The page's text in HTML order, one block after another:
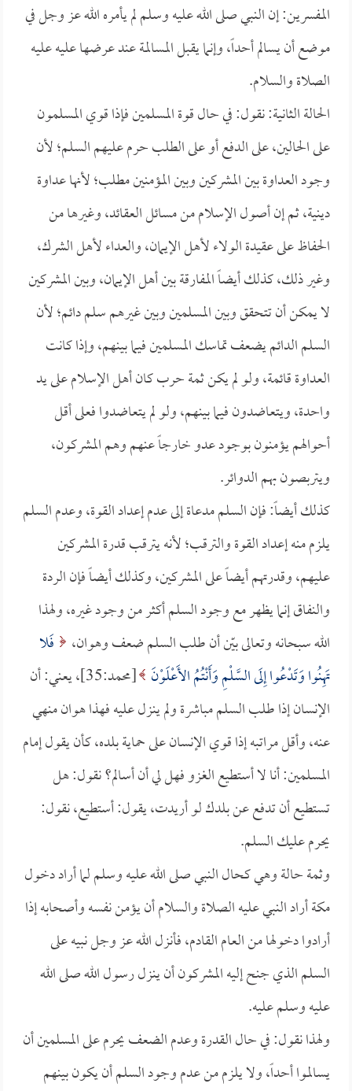
المفسرين: إن النبي صلى الله عليه وسلم لم يأمره الله عز وجل في
موضع أن يسالم أحداً، وإنما يقبل المسالمة عند عرضها عليه عليه
الصلاة والسلام.
الحالة الثانية: نقول: في حال قوة المسلمين فإذا قوي المسلمون
على الحالين، على الدفع أو على الطلب حرم عليهم السلم؛ لأن
وجود العداوة بين المشركين وبين المؤمنين مطلب؛ لأنها عداوة
دينية، ثم إن أصول الإسلام من مسائل العقائد، وغيرها من
الحفاظ على عقيدة الولاء لأهل الإيمان، والعداء لأهل الشرك،
وغير ذلك، كذلك أيضاً المفارقة بين أهل الإيمان، وبين المشركين
لا يمكن أن تتحقق وبين المسلمين وبين غيرهم سلم دائم؛ لأن
السلم الدائم يضعف تماسك المسلمين فيما بينهم، وإذا كانت
العداوة قائمة، ولو لم يكن ثمة حرب كان أهل الإسلام على يد
واحدة، ويتعاضدون فيما بينهم، ولو لم يتعاضدوا فعلى أقل
أحوالهم يؤمنون بوجود عدو خارجاً عنهم وهم المشركون،
ويتربصون بهم الدوائر.
كذلك أيضاً: فإن السلم مدعاة إلى عدم إعداد القوة، وعدم السلم
يلزم منه إعداد القوة والترقب؛ لأنه يترقب قدرة المشركين
عليهم، وقدرتهم أيضاً على المشركين، وكذلك أيضاً فإن الردة
والنفاق إنما يظهر مع وجود السلم أكثر من وجود غيره، ولهذا
الله سبحانه وتعالى بيّن أن طلب السلم ضعف وهوان،
فَلا
تَهِنُوا وَتَدْعُوا إِلَى السَّلْمِ وَأَنْتُمُ الأَعْلَوْنَ
[محمد:35]، يعني: أن
الإنسان إذا طلب السلم مباشرة ولم ينزل عليه فهذا هوان منهي
عنه، وأقل مراتبه إذا قوي الإنسان على حماية بلده، كأن يقول إمام
المسلمين: أنا لا أستطيع الغزو فهل لي أن أسالم؟ نقول: هل
تستطيع أن تدفع عن بلدك لو أريدت، يقول: أستطيع، نقول:
يحرم عليك السلم.
وثمة حالة وهي كحال النبي صلى الله عليه وسلم لما أراد دخول
مكة أراد النبي عليه الصلاة والسلام أن يؤمن نفسه وأصحابه إذا
أرادوا دخولها من العام القادم، فأنزل الله عز وجل نبيه على
السلم الذي جنح إليه المشركون أن ينزل رسول الله صلى الله
عليه وسلم عليه.
ولهذا نقول: في حال القدرة وعدم الضعف يحرم على المسلمين أن
يسالموا أحداً، ولا يلزم من عدم وجود السلم أن يكون بينهم